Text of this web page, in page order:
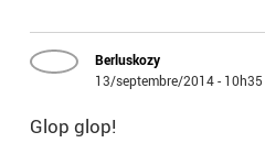
Berluskozy
13/septembre/2014 - 10h35
Glop glop!